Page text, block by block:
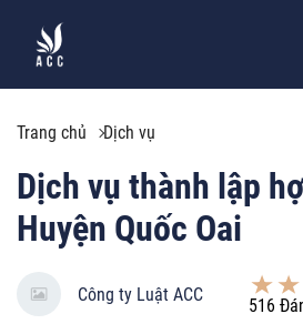
Trang chủ Dịch vụ
Dịch vụ thành lập
Huyện Quốc Oai
Công ty Luật ACC
516